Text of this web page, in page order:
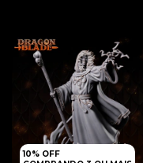
10% OFF